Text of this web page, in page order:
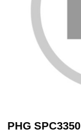
PHG SPC3350